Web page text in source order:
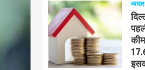
व्यापार